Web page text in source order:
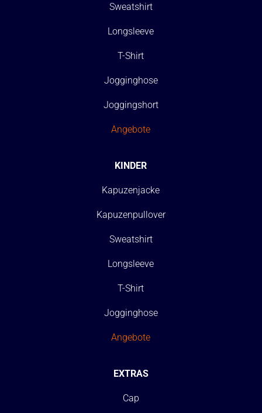
Sweatshirt
Longsleeve
T-Shirt
Jogginghose
Joggingshort
Angebote
KINDER
Kapuzenjacke
Kapuzenpullover
Sweatshirt
Longsleeve
T-Shirt
Jogginghose
Angebote
EXTRAS
Cap